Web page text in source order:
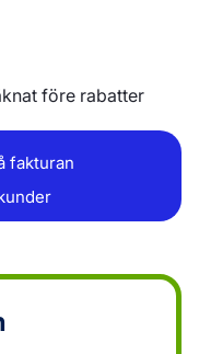
före rabatter
fakturan